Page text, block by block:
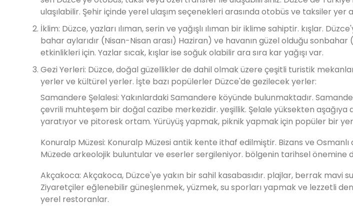
ulaşılabilir. Şehir içinde yerel ulaşım seçenekleri arasında otobüs ve taksiler yer
İklim: Düzce, yazları ılıman, serin ve yağışlı ılıman bir iklime sahiptir. kışlar.
bahar aylarıdır (Nisan-Nisan arası) Haziran) ve havanın güzel olduğu sonbahar
etkinlikleri için. Yazlar sıcak, kışlar ise soğuk olabilir ara sıra kar yağışı var.
Gezi Yerleri: Düzce, doğal güzellikler de dahil olmak üzere çeşitli turistik
yerler ve kültürel yerler. İşte bazı popülerler Düzce'de gezilecek yerler:
Samandere Şelalesi: Yakınlardaki Samandere köyünde bulunmaktadır.
çevrili muhteşem bir doğal cazibe merkezidir. yeşillik. Şelale yüksekten aşağıya
yaratıyor ve pitoresk ortam. Yürüyüş yapmak, piknik yapmak için popüler bir yer.
Konuralp Müzesi: Konuralp Müzesi antik kente ithaf edilmiştir. Bizans ve
Müzede arkeolojik buluntular ve eserler sergileniyor. bölgenin tarihsel önemine
Akçakoca: Akçakoca, Düzce'ye yakın bir sahil kasabasıdır. plajlar, berrak mavi
Ziyaretçiler eğlenebilir güneşlenmek, yüzmek, su sporları yapmak ve lezzetli
yerel restoranlar.